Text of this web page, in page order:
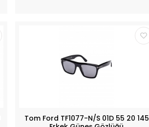
Tom Ford TF1077-N/S 01D 55 20 145